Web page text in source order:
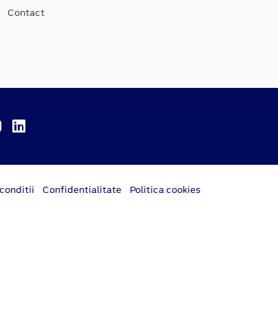
Contact
Confidentialitate Politica cookies